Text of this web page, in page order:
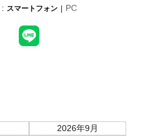
スマートフォン PC
2026年9月